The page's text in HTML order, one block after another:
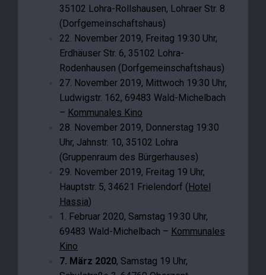
35102 Lohra-Rollshausen, Lohraer Str. 8
(Dorfgemeinschaftshaus)
22. November 2019, Freitag 19:30 Uhr,
Erdhäuser Str. 6, 35102 Lohra-
Rodenhausen (Dorfgemeinschaftshaus)
27. November 2019, Mittwoch 19:30 Uhr,
Ludwigstr. 162, 69483 Wald-Michelbach
– Kommunales Kino
28. November 2019, Donnerstag 19:30
Uhr, Jahnstr. 10, 35102 Lohra
(Gruppenraum des Bürgerhauses)
29. November 2019, Freitag 19 Uhr,
Hauptstr. 5, 34621 Frielendorf (Hotel
Hassia)
1. Februar 2020, Samstag 19:30 Uhr,
69483 Wald-Michelbach – Kommunales
Kino
7. März 2020, Samstag 19 Uhr,